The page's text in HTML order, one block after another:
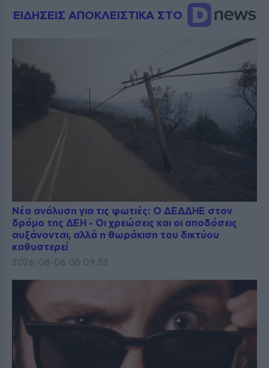
ΕΙΔΗΣΕΙΣ ΑΠΟΚΛΕΙΣΤΙΚΑ ΣΤΟ
Νέα ανάλυση για τις φωτιές: Ο ΔΕΔΔΗΕ στον
δρόμο της ΔΕΗ - Οι χρεώσεις και οι αποδόσεις
αυξάνονται, αλλά η θωράκιση του δικτύου
καθυστερεί
2026-08-06 08:09:33